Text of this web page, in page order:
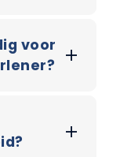
voor